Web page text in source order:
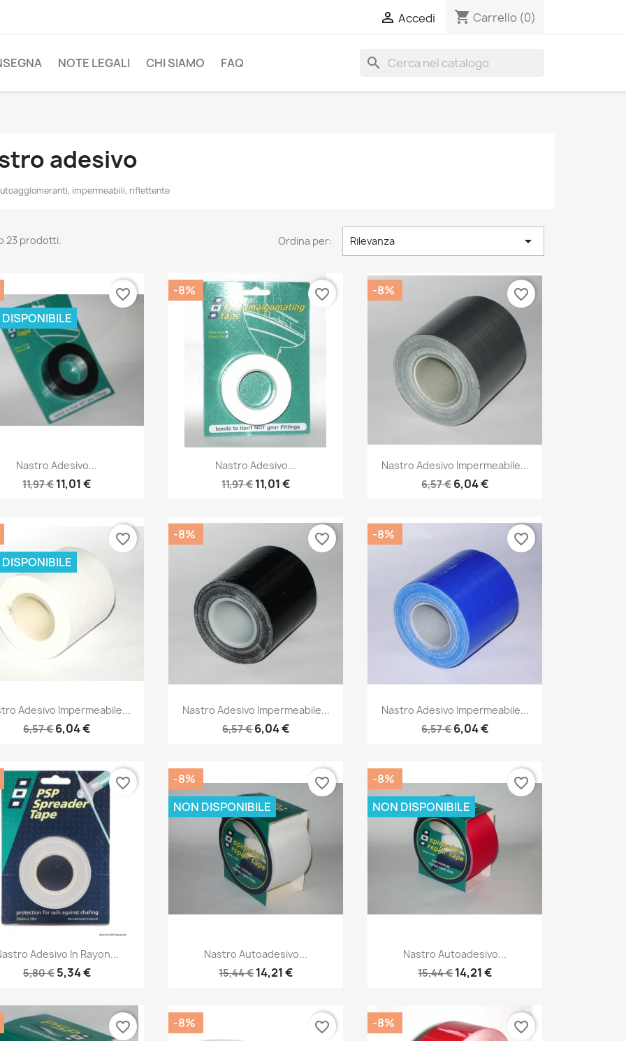
 Accedi shopping_cart Carrello (0)
NOTE LEGALI CHI SIAMO FAQ search
adesivo
impermeabili, riflettente
23 prodotti. Ordina per: Rilevanza 
Anteprima
Nastro Adesivo...
11,97 €11,01 €
favorite_border
Anteprima
Nastro Adesivo...
11,97 €11,01 €
-8% favorite_border
Anteprima
Nastro Adesivo Impermeabile...
6,57 €6,04 €
-8% favorite_border
Anteprima
Adesivo Impermeabile...
6,57 €6,04 €
favorite_border
Anteprima
Nastro Adesivo Impermeabile...
6,57 €6,04 €
-8% favorite_border
Anteprima
Nastro Adesivo Impermeabile...
6,57 €6,04 €
-8% favorite_border
Anteprima
Adesivo In Rayon...
5,80 € 5,34 €
favorite_border
Anteprima
Nastro Autoadesivo...
15,44 €14,21 €
-8%
NON DISPONIBILE
favorite_border
Anteprima
Nastro Autoadesivo...
15,44 €14,21 €
-8%
NON DISPONIBILE
favorite_border
favorite_border -8% favorite_border -8% favorite_border